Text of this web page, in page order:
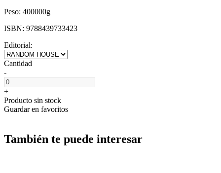
Peso: 400000g
ISBN: 9788439733423
Editorial:
Cantidad
-
+
Producto sin stock
Guardar en favoritos
También te puede interesar